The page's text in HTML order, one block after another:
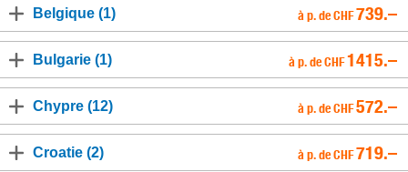
Belgique (1) à p. de CHF739.–
Bulgarie (1) à p. de CHF1415.–
Chypre (12) à p. de CHF572.–
Croatie (2) à p. de CHF719.–